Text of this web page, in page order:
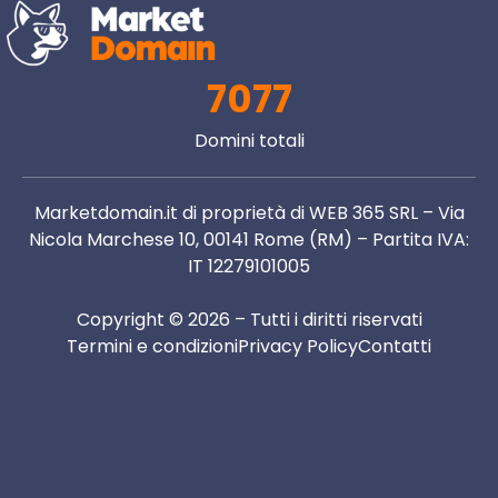
7077
Domini totali
Marketdomain.it di proprietà di WEB 365 SRL – Via
Nicola Marchese 10, 00141 Rome (RM) – Partita IVA:
IT 12279101005
Copyright © 2026 – Tutti i diritti riservati
Termini e condizioniPrivacy PolicyContatti